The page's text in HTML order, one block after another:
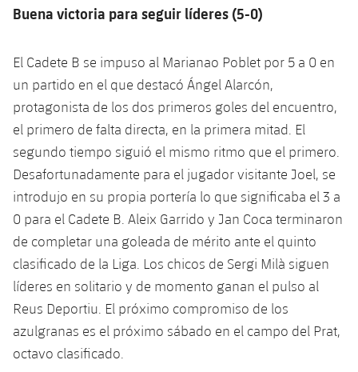
Femenino
Jugadores
Calendario
Resultados
Clasificaciones
Actualidad
Jugadores
Calendario
Resultados
Clasificaciones
Hockey hierba
Noticias
Hockey Hierba Masculino
Hockey Hierba Femenino
Patinaje artístico
plusicon
más
Actualidad
Plantilla
Escuela de Patinaje
Rugby
plusicon
más
Actualidad
Jugadores
Calendario
Resultados
Clasificaciones
Voleibol
plusicon
más
Noticias
Voleibol masculino
Voleibol femenino
Apúntate a las amateurs
plusicon
más
Apúntate a las amateurs
Carnet de las Secciones Amateurs
League of Legends
VALORANT Rising
Buena victoria para seguir líderes (5-0)
El Cadete B se impuso al Marianao Poblet por 5 a 0 en
un partido en el que destacó Ángel Alarcón,
protagonista de los dos primeros goles del encuentro,
el primero de falta directa, en la primera mitad. El
segundo tiempo siguió el mismo ritmo que el primero.
Desafortunadamente para el jugador visitante Joel, se
introdujo en su propia portería lo que significaba el 3 a
0 para el Cadete B. Aleix Garrido y Jan Coca terminaron
de completar una goleada de mérito ante el quinto
clasificado de la Liga. Los chicos de Sergi Milà siguen
líderes en solitario y de momento ganan el pulso al
Reus Deportiu. El próximo compromiso de los
azulgranas es el próximo sábado en el campo del Prat,
octavo clasificado.